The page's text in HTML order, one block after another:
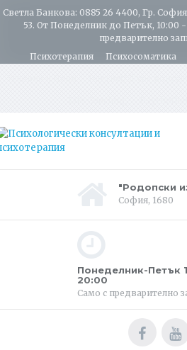
Светла Банкова: 0885 26 4400, Гр.
53. От Понеделник до Петък, 10:00 -
предварително
Психотерапия
Психосоматика
"Родопски
София, 1680
Понеделник-Петък
20:00
Само с предварително